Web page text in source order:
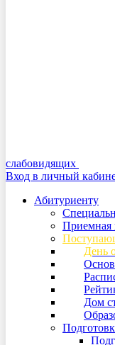
слабовидящих
Вход в личный
Абитуриенту
Приемная
День
Дом